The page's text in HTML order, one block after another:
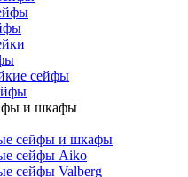
сейфы
и шкафы
сейфы и шкафы
сейфы Aiko
сейфы Valberg